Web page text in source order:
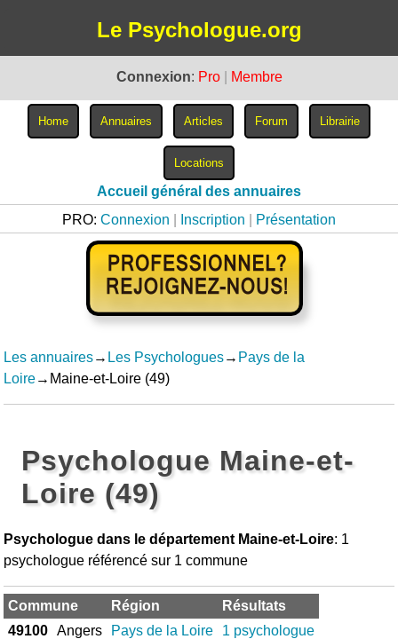
Le Psychologue.org
Connexion: Pro Membre
Accueil général des annuaires
PRO: Connexion Inscription Présentation
Les annuaires→ Les Psychologues→ Pays de la
Loire→Maine-et-Loire (49)
Psychologue Maine-et-
Loire (49)
Psychologue dans le département Maine-et-Loire: 1
psychologue référencé sur 1 commune
Commune Région
Résultats
49100
Angers Pays de la Loire 1 psychologue